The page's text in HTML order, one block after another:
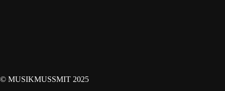
© MUSIKMUSSMIT 2025